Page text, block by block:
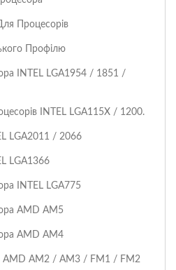
Процесорів
Профілю
I​NTEL LGA1954 / 1851 /
INTEL LGA115X / 1200.
LGA2011 / 2066
LGA1366
INTEL LGA775
AMD AM5
AMD AM4
AMD AM2 / AM3 / FM1 / FM2